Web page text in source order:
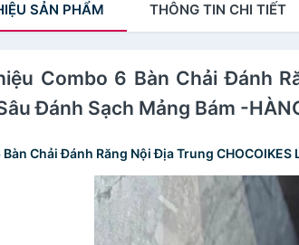
SẢN PHẨM THÔNG TIN CHI TIẾT
Combo 6 Bàn Chải Đánh
Đánh Sạch Mảng Bám -
Chải Đánh Răng Nội Địa Trung